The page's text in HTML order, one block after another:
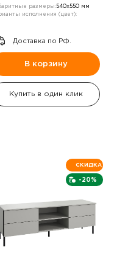
размеры:540х550 мм
исполнения (цвет):
Доставка по РФ.
В корзину
Купить в один клик
-20%
СКИДКА